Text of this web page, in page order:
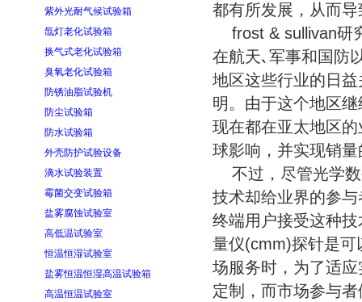
紫外光耐气候试验箱
氙灯老化试验箱
换气式老化试验箱
臭氧老化试验箱
防锈油脂试验机
防尘试验箱
防水试验箱
外壳防护试验设备
滴水试验装置
霉菌交变试验箱
盐雾腐蚀试验室
高低温试验室
恒温恒湿试验室
盐雾恒温恒湿高温试验箱
高温恒温试验室
都有所发展，从而
frost & sullivan研
在航天､军事和国防
地区这些行业的日
明。由于这个地区
现在都在亚太地区
球影响，并实现销量
不过，尽管光学数
技术却给业界的参
终端用户接受这种
量仪(cmm)探针是可
场服务时，为了适
定制，而市场参与